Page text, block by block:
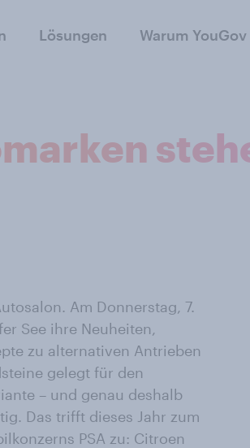
Lösungen Warum YouGov
Am Donnerstag, 7.
See ihre Neuheiten,
zu alternativen Antrieben
gelegt für den
– und genau deshalb
Das trifft dieses Jahr zum
PSA zu: Citroen